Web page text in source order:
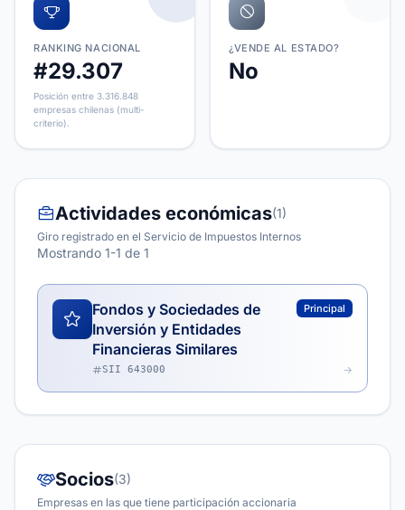
RANKING NACIONAL
#29.307
Posición entre 3.316.848
empresas chilenas (multi-
criterio).
¿VENDE AL ESTADO?
No
Actividades económicas(1)
Giro registrado en el Servicio de Impuestos Internos
Mostrando 1-1 de 1
Fondos y Sociedades de
Inversión y Entidades
Financieras Similares
Principal
SII 643000
Socios(3)
Empresas en las que tiene participación accionaria